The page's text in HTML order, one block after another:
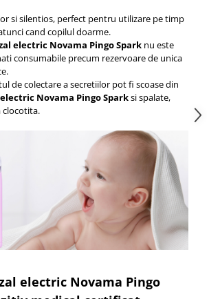
si silentios, perfect pentru utilizare pe timp
cand copilul doarme.
electric Novama Pingo Spark nu este
consumabile precum rezervoare de unica
de colectare a secretiilor pot fi scoase din
Novama Pingo Sparksi spalate,
clocotita.
electric Novama Pingo